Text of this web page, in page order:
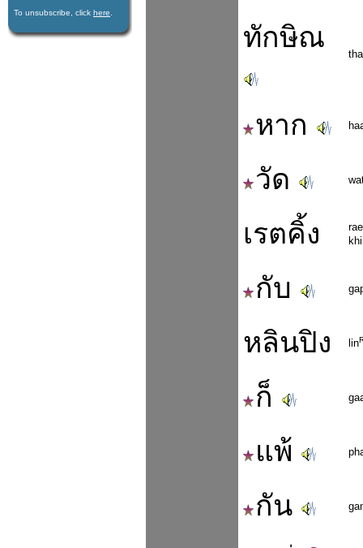
To unsubscribe, click here
ทักษิณ
หาก
วัด
เรตคิ้ง
กับ
หลินปิง lin
ก็
แพ้
กัน